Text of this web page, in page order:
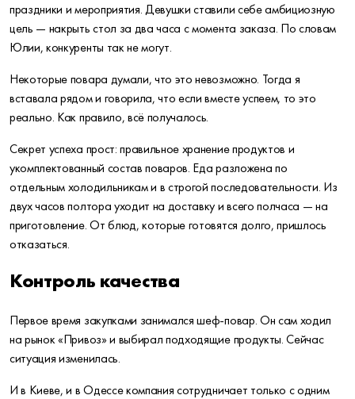
праздники и мероприятия. Девушки ставили себе амбициозную
цель — накрыть стол за два часа с момента заказа. По словам
Юлии, конкуренты так не могут.
Некоторые повара думали, что это невозможно. Тогда я
вставала рядом и говорила, что если вместе успеем, то это
реально. Как правило, всё получалось.
Секрет успеха прост: правильное хранение продуктов и
укомплектованный состав поваров. Еда разложена по
отдельным холодильникам и в строгой последовательности. Из
двух часов полтора уходит на доставку и всего полчаса — на
приготовление. От блюд, которые готовятся долго, пришлось
отказаться.
Контроль качества
Первое время закупками занимался шеф-повар. Он сам ходил
на рынок «Привоз» и выбирал подходящие продукты. Сейчас
ситуация изменилась.
И в Киеве, и в Одессе компания сотрудничает только с одним